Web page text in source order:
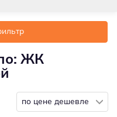
ЖК
по цене дешевле